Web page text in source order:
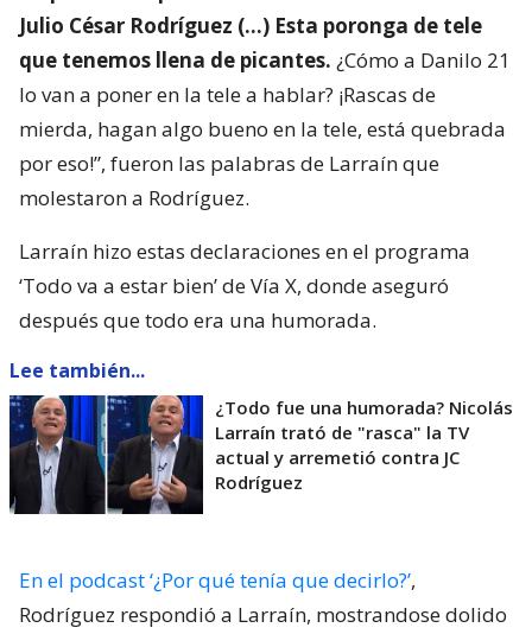
Julio César Rodríguez (…) Esta poronga de tele
que tenemos llena de picantes. ¿Cómo a Danilo 21
lo van a poner en la tele a hablar? ¡Rascas de
mierda, hagan algo bueno en la tele, está quebrada
por eso!”, fueron las palabras de Larraín que
molestaron a Rodríguez.
Larraín hizo estas declaraciones en el programa
‘Todo va a estar bien’ de Vía X, donde aseguró
después que todo era una humorada.
Lee también...
¿Todo fue una humorada? Nicolás
Larraín trató de "rasca" la TV
actual y arremetió contra JC
Rodríguez
En el podcast ‘¿Por qué tenía que decirlo?’,
Rodríguez respondió a Larraín, mostrandose dolido